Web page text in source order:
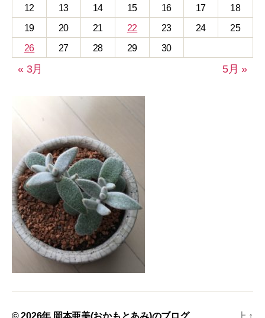
12
13 14 15 16 17
18
19
20 21 22 23 24
25
26
27 28 29 30
« 3月 5月 »
© 2026年 岡本亜美(おかもとあみ)のブログ 上 ↑